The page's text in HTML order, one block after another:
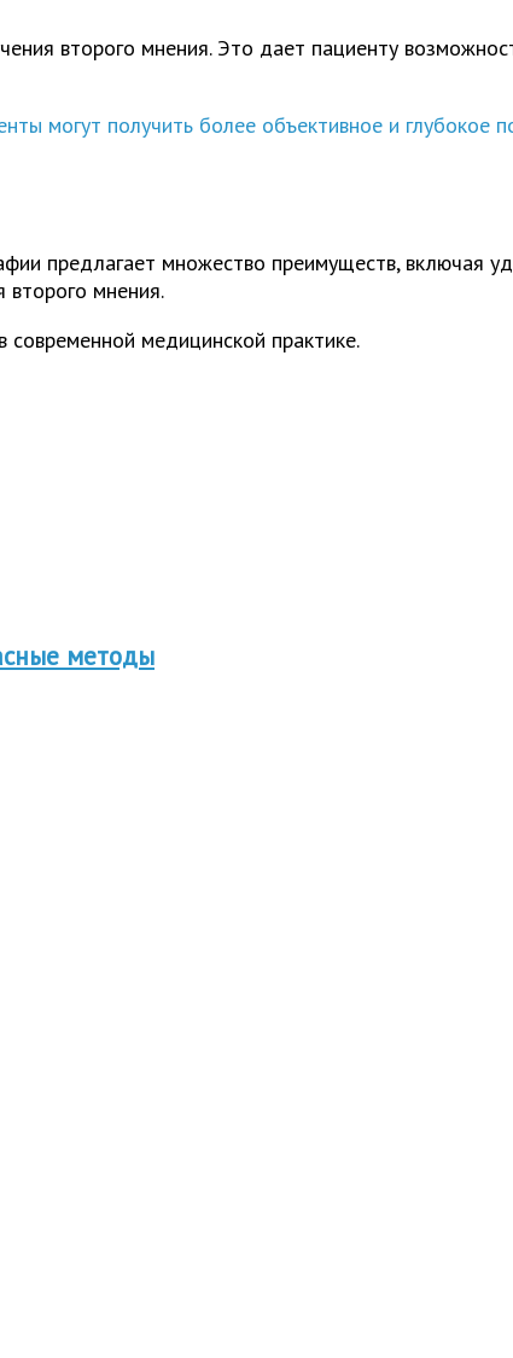
второго мнения. Это дает пациенту
могут получить более объективное и глубокое
предлагает множество преимуществ, включая
второго мнения.
медицинской практике.
методы